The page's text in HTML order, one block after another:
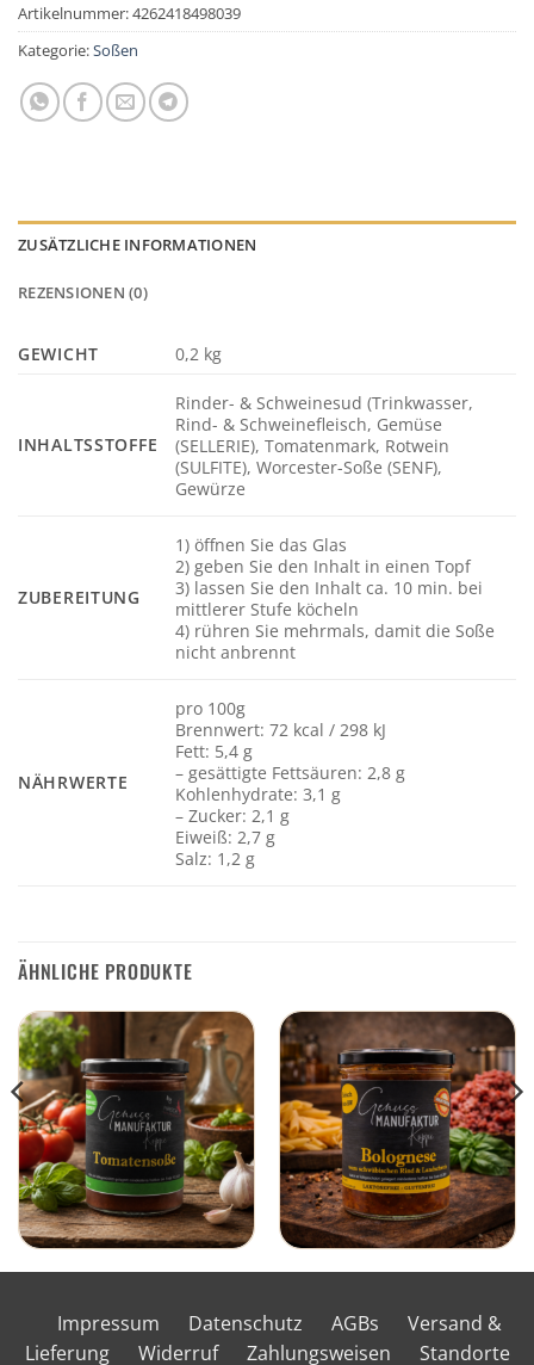
Artikelnummer:4262418498039
Kategorie:Soßen
ZUSÄTZLICHE INFORMATIONEN
REZENSIONEN (0)
GEWICHT 0,2 kg
INHALTSSTOFFE
Rinder- & Schweinesud (Trinkwasser,
Rind- & Schweinefleisch, Gemüse
(SELLERIE), Tomatenmark, Rotwein
(SULFITE), Worcester-Soße (SENF),
Gewürze
ZUBEREITUNG
1) öffnen Sie das Glas
2) geben Sie den Inhalt in einen Topf
3) lassen Sie den Inhalt ca. 10 min. bei
mittlerer Stufe köcheln
4) rühren Sie mehrmals, damit die Soße
nicht anbrennt
NÄHRWERTE
pro 100g
Brennwert: 72 kcal / 298 kJ
Fett: 5,4 g
– gesättigte Fettsäuren: 2,8 g
Kohlenhydrate: 3,1 g
– Zucker: 2,1 g
Eiweiß: 2,7 g
Salz: 1,2 g
ÄHNLICHE PRODUKTE
Impressum Datenschutz AGBs
Versand &
Lieferung
Widerruf Zahlungsweisen Standorte